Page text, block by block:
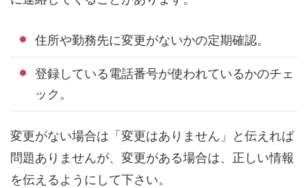
住所や勤務先に変更がないかの定期確認。
登録している電話番号が使われているかのチェ
ック。
変更がない場合は「変更はありません」と伝えれば
問題ありませんが、変更がある場合は、正しい情報
を伝えるようにして下さい。